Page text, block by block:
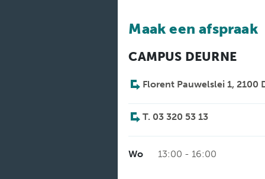
Maak een afspraak
CAMPUS DEURNE
Florent Pauwelslei 1, 2100
T. 03 320 53 13
Wo 13:00 - 16:00